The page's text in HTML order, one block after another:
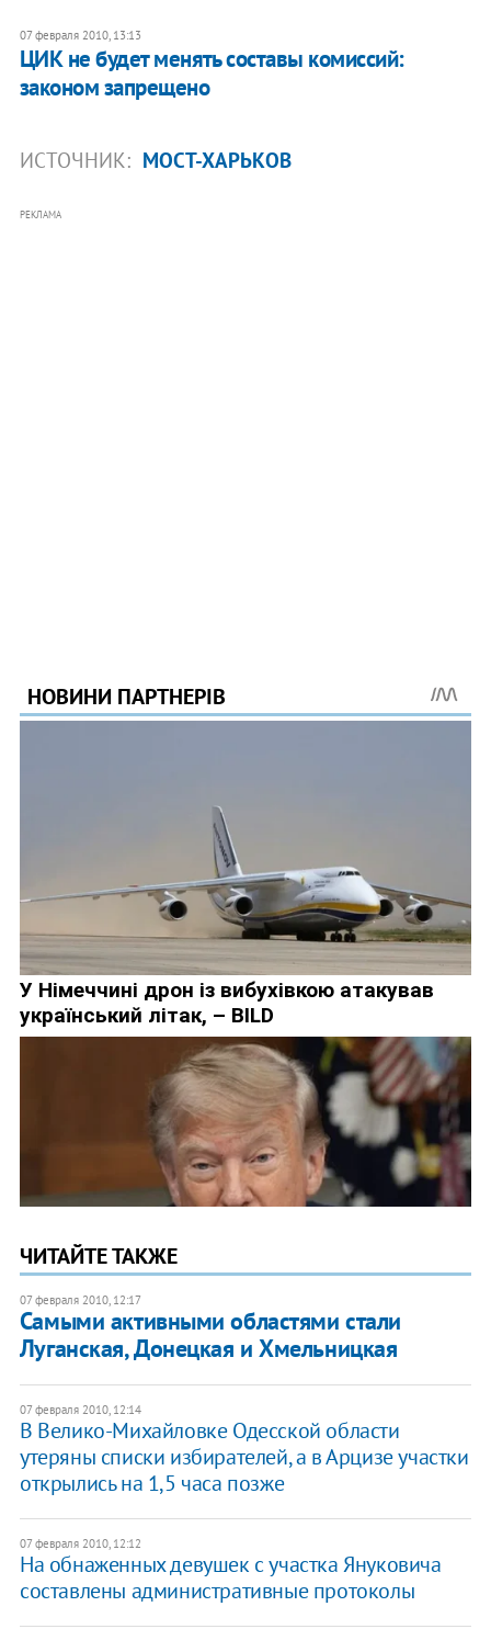
07 февраля 2010, 13:13
ЦИК не будет менять составы комиссий:
законом запрещено
ИСТОЧНИК: МОСТ-ХАРЬКОВ
РЕКЛАМА
ЧИТАЙТЕ ТАКЖЕ
07 февраля 2010, 12:17
Самыми активными областями стали
Луганская, Донецкая и Хмельницкая
07 февраля 2010, 12:14
В Велико-Михайловке Одесской области
утеряны списки избирателей, а в Арцизе участки
открылись на 1,5 часа позже
07 февраля 2010, 12:12
На обнаженных девушек с участка Януковича
составлены административные протоколы